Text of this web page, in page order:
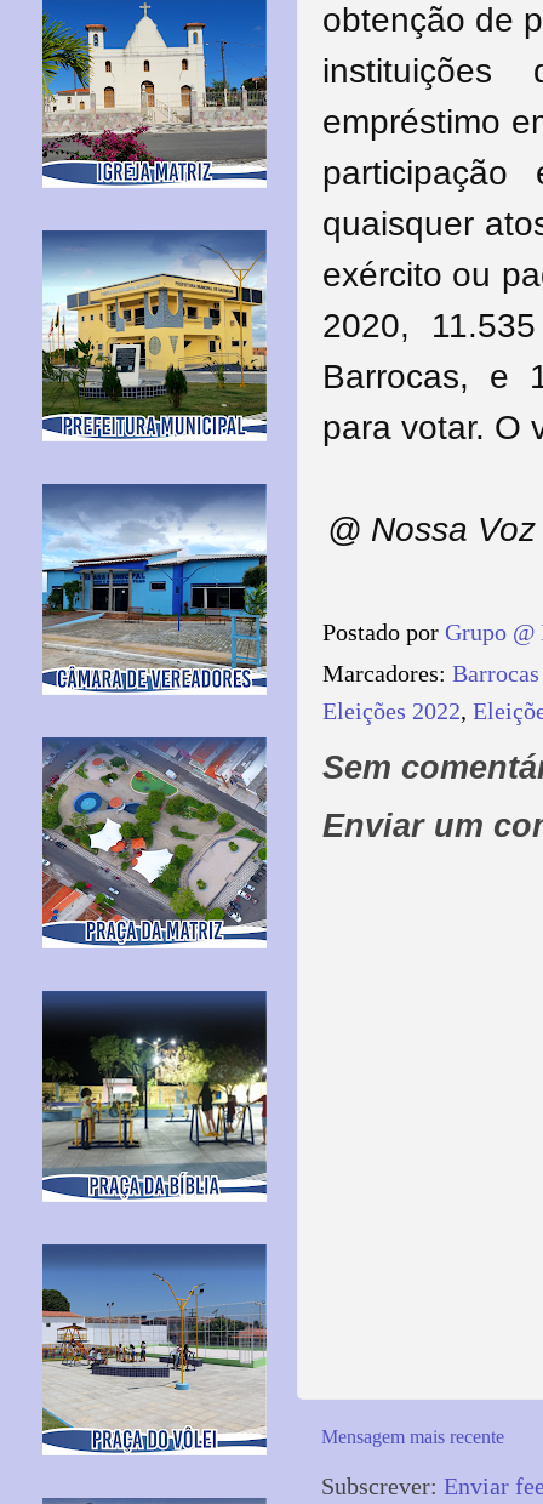
obtenção de
empréstimo
quaisquer
exército ou
2020,
Barrocas, e
para votar. O
@ Nossa
Postado por Grupo @
Marcadores:
Eleições 2022,
Sem
Enviar um
Mensagem mais recente
Subscrever: Enviar